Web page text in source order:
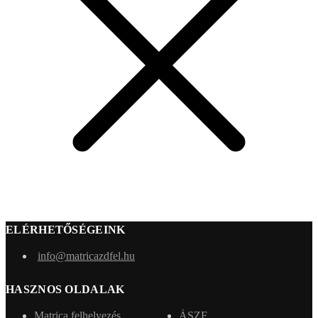
ELÉRHETŐSÉGEINK
info@matricazdfel.hu
HASZNOS OLDALAK